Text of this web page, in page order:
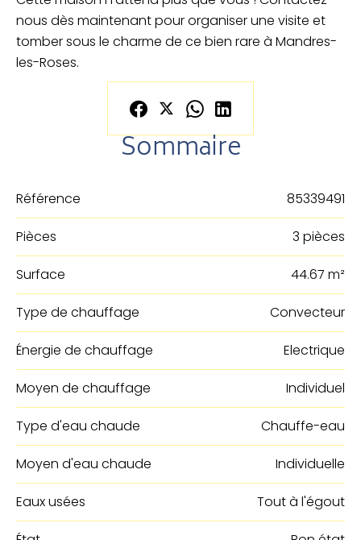
nous dès maintenant pour organiser une visite et
tomber sous le charme de ce bien rare à Mandres-
les-Roses.
Sommaire
Référence 85339491
Pièces 3 pièces
Surface 44.67 m²
Type de chauffage Convecteur
Énergie de chauffage Electrique
Moyen de chauffage Individuel
Type d'eau chaude Chauffe-eau
Moyen d'eau chaude Individuelle
Eaux usées Tout à l'égout